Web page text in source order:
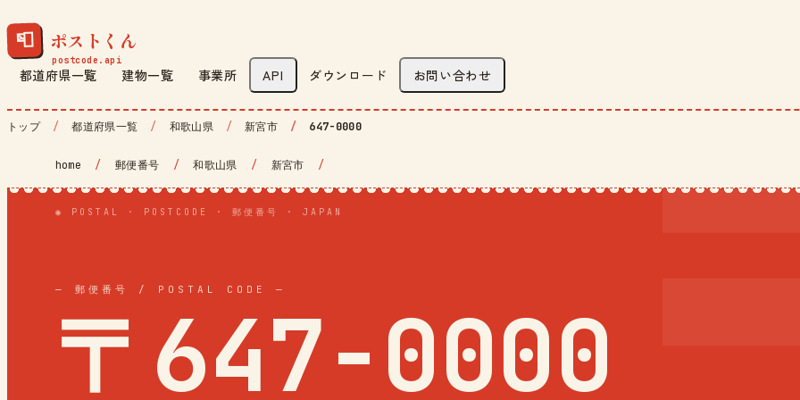
📮 ポストくん
都道府県一覧 建物一覧 事業所 API ダウンロード お問い合わせ
トップ 都道府県一覧 和歌山県 新宮市 647-0000
home / 郵便番号 / 和歌山県 / 新宮市 /
◉ POSTAL · POSTCODE · 郵便番号 · JAPAN
— 郵便番号 / POSTAL CODE —
〒647-0000